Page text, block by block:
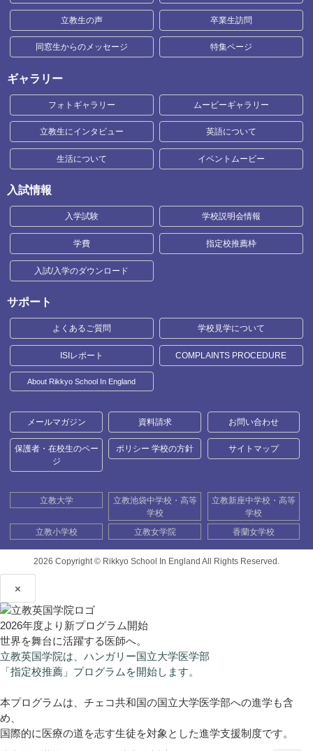
立教生の声 卒業生訪問
同窓生からのメッセージ 特集ページ
ギャラリー
フォトギャラリー ムービーギャラリー
立教生にインタビュー 英語について
生活について イベントムービー
入試情報
入学試験 学校説明会情報
学費 指定校推薦枠
入試/入学のダウンロード
サポート
よくあるご質問 学校見学について
ISIレポート COMPLAINTS PROCEDURE
About Rikkyo School In England
メールマガジン 資料請求 お問い合わせ
保護者・在校生のペー
ジ
ポリシー 学校の方針 サイトマップ
立教大学
立教池袋中学校・高等
学校
立教新座中学校・高等
学校
立教小学校
立教女学院 香蘭女学校
2026 Copyright © Rikkyo School In England All Rights Reserved.
×
2026年度より新プログラム開始
世界を舞台に活躍する医師へ。
立教英国学院は、ハンガリー国立大学医学部
「指定校推薦」プログラムを開始します。
本プログラムは、チェコ共和国の国立大学医学部への進学も含
め、
国際的に医療の道を志す生徒を対象とした進学支援制度です。